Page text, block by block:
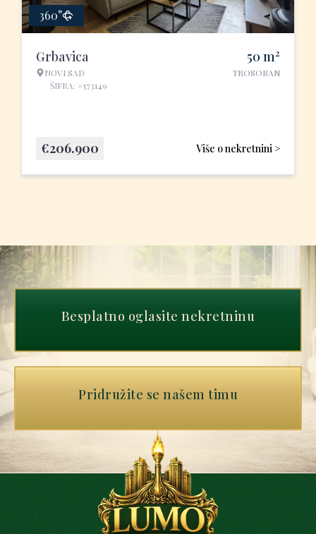
360°
Grbavica
NOVI SAD
ŠIFRA: #573149
50 m2
TROSOBAN
Više o nekretnini >
€206.900
Besplatno oglasite nekretninu
Pridružite se našem timu